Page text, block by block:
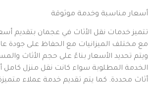
أسعار مناسبة وخدمة موثوقة
تتميز خدمات نقل الأثاث في عجمان بتقديم
مع مختلف الميزانيات مع الحفاظ على جودة
ويتم تحديد الأسعار بناءً على حجم الأثاث
الخدمة المطلوبة سواء كانت نقل منزل
أثاث محددة. كما يتم تقديم خدمة عملاء